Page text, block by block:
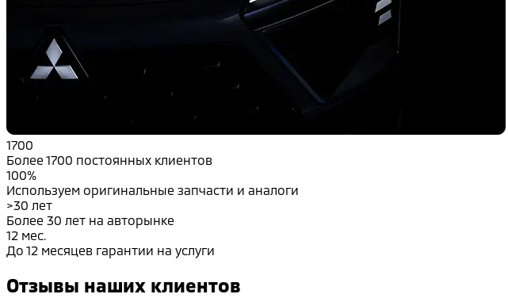
1700
Более 1700 постоянных клиентов
100%
Используем оригинальные запчасти и аналоги
>30 лет
Более 30 лет на авторынке
12 мес.
До 12 месяцев гарантии на услуги
Отзывы наших клиентов